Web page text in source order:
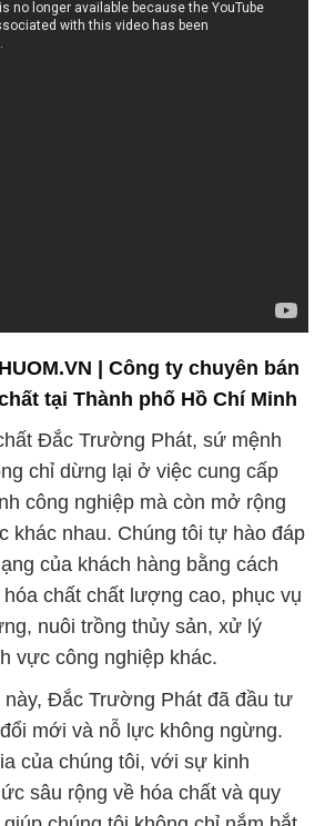
hóa chất chất lượng cao, phục vụ
nuôi trồng thủy sản, xử lý
vực công nghiệp khác.
Đắc Trường Phát đã đầu tư
mới và nỗ lực không ngừng.
của chúng tôi, với sự kinh
sâu rộng về hóa chất và quy
giúp chúng tôi không chỉ nắm bắt
mẻ mà còn tiên đoán được
tiềm ẩn trong ngành.
đối tác tin cậy, cung cấp một
hóa chất chất lượng cao từ hóa
hóa chất dân dụng. Mỗi sản
tôi sản xuất đều trải qua quá
ngặt, đảm bảo rằng chất
đưa ra thị trường để đáp ứng